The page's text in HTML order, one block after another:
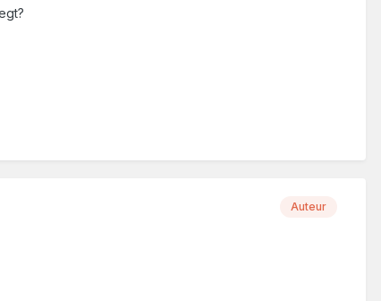
Auteur